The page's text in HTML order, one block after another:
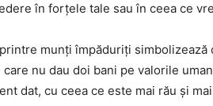
în forțele tale sau în ceea ce
munți împăduriți simbolizează
care nu dau doi bani pe valorile
dat, cu ceea ce este mai rău și